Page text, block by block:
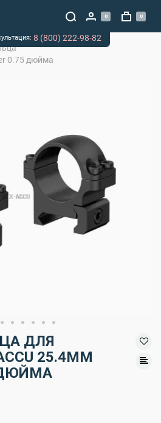
0 0
0.75 дюйма
ДЛЯ
25.4ММ
ДЮЙМА
8 (800) 222-98-82